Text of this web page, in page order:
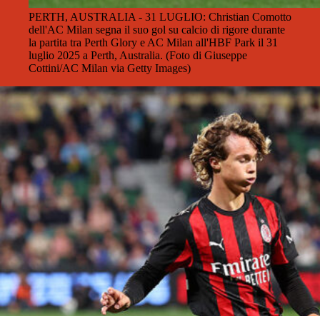
PERTH, AUSTRALIA - 31 LUGLIO: Christian Comotto
dell'AC Milan segna il suo gol su calcio di rigore durante
la partita tra Perth Glory e AC Milan all'HBF Park il 31
luglio 2025 a Perth, Australia. (Foto di Giuseppe
Cottini/AC Milan via Getty Images)